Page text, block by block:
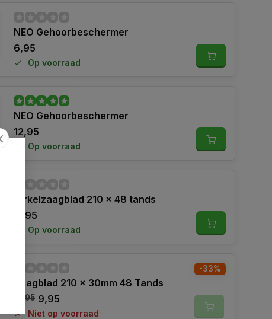
NEO Gehoorbeschermer
6,95
Op voorraad
NEO Gehoorbeschermer
12,95
Op voorraad
Cirkelzaagblad 210 x 48 tands
11,95
Op voorraad
Zaagblad 210 x 30mm 48 Tands
14,95 9,95
Niet op voorraad
-33%